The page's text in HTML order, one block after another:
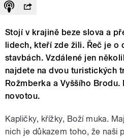
Stojí v krajině beze slova a
lidech, kteří zde žili. Řeč je o
stavbách. Vzdálené jen
najdete na dvou turistických
Rožmberka a Vyššího
novotou.
Kapličky, křížky, Boží muka.
nich je důkazem toho, že naši